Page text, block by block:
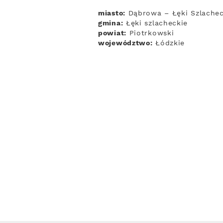
miasto: Dąbrowa – Łęki
gmina: Łęki szlacheckie
powiat: Piotrkowski
województwo: Łódzkie